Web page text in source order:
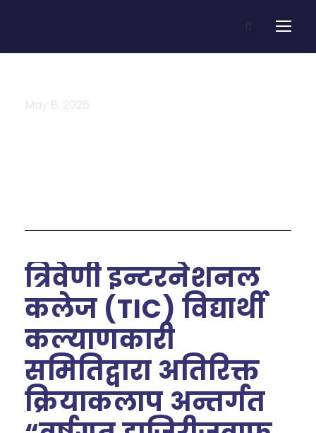
त्रिवेणी इन्टरनेशनल
कलेज (TIC) विद्यार्थी
कल्याणकारी
समितिद्वारा अतिरिक्त
क्रियाकलाप अन्तर्गत